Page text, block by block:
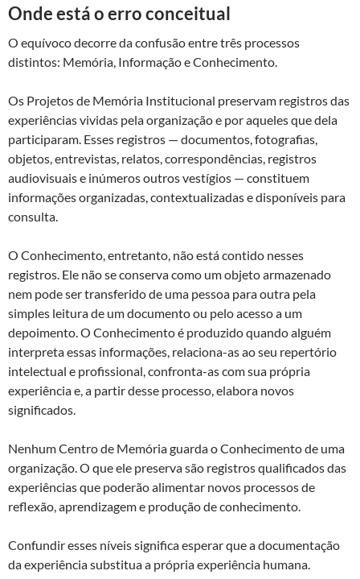
Onde está o erro conceitual
O equívoco decorre da confusão entre três processos
distintos: Memória, Informação e Conhecimento.
Os Projetos de Memória Institucional preservam registros das
experiências vividas pela organização e por aqueles que dela
participaram. Esses registros — documentos, fotografias,
objetos, entrevistas, relatos, correspondências, registros
audiovisuais e inúmeros outros vestígios — constituem
informações organizadas, contextualizadas e disponíveis para
consulta.
O Conhecimento, entretanto, não está contido nesses
registros. Ele não se conserva como um objeto armazenado
nem pode ser transferido de uma pessoa para outra pela
simples leitura de um documento ou pelo acesso a um
depoimento. O Conhecimento é produzido quando alguém
interpreta essas informações, relaciona-as ao seu repertório
intelectual e profissional, confronta-as com sua própria
experiência e, a partir desse processo, elabora novos
significados.
Nenhum Centro de Memória guarda o Conhecimento de uma
organização. O que ele preserva são registros qualificados das
experiências que poderão alimentar novos processos de
reflexão, aprendizagem e produção de conhecimento.
Confundir esses níveis significa esperar que a documentação
da experiência substitua a própria experiência humana.